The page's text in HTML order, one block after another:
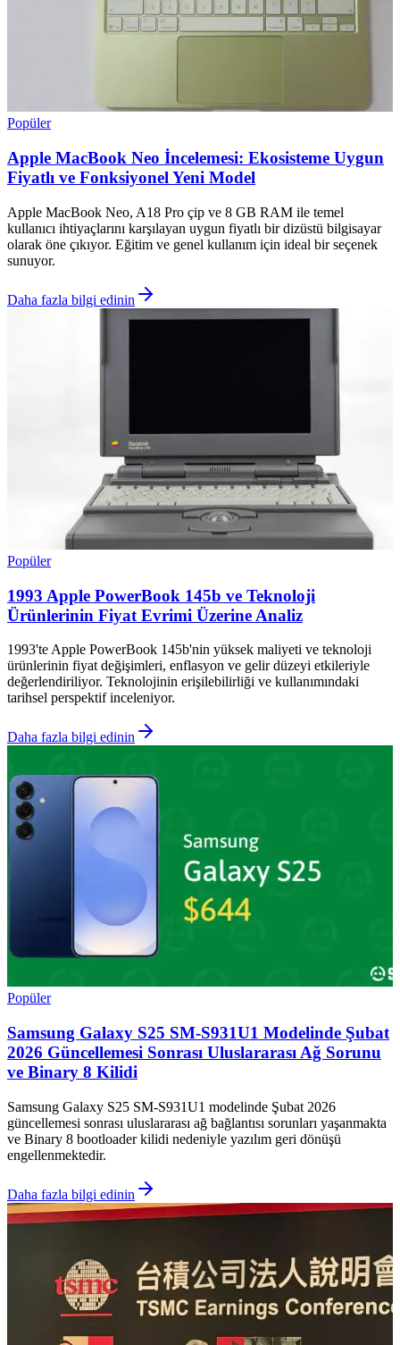
Popüler
Apple MacBook Neo İncelemesi: Ekosisteme Uygun
Fiyatlı ve Fonksiyonel Yeni Model
Apple MacBook Neo, A18 Pro çip ve 8 GB RAM ile temel
kullanıcı ihtiyaçlarını karşılayan uygun fiyatlı bir dizüstü bilgisayar
olarak öne çıkıyor. Eğitim ve genel kullanım için ideal bir seçenek
sunuyor.
Daha fazla bilgi edinin
Popüler
1993 Apple PowerBook 145b ve Teknoloji
Ürünlerinin Fiyat Evrimi Üzerine Analiz
1993'te Apple PowerBook 145b'nin yüksek maliyeti ve teknoloji
ürünlerinin fiyat değişimleri, enflasyon ve gelir düzeyi etkileriyle
değerlendiriliyor. Teknolojinin erişilebilirliği ve kullanımındaki
tarihsel perspektif inceleniyor.
Daha fazla bilgi edinin
Popüler
Samsung Galaxy S25 SM-S931U1 Modelinde Şubat
2026 Güncellemesi Sonrası Uluslararası Ağ Sorunu
ve Binary 8 Kilidi
Samsung Galaxy S25 SM-S931U1 modelinde Şubat 2026
güncellemesi sonrası uluslararası ağ bağlantısı sorunları yaşanmakta
ve Binary 8 bootloader kilidi nedeniyle yazılım geri dönüşü
engellenmektedir.
Daha fazla bilgi edinin